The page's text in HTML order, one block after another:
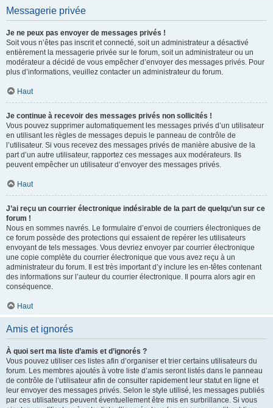
Messagerie privée
Je ne peux pas envoyer de messages privés !
Soit vous n’êtes pas inscrit et connecté, soit un administrateur a désactivé
entièrement la messagerie privée sur le forum, soit un administrateur ou un
modérateur a décidé de vous empêcher d’envoyer des messages privés. Pour
plus d’informations, veuillez contacter un administrateur du forum.
Haut
Je continue à recevoir des messages privés non sollicités !
Vous pouvez supprimer automatiquement les messages privés d’un utilisateur
en utilisant les règles de messages depuis le panneau de contrôle de
l’utilisateur. Si vous recevez des messages privés de manière abusive de la
part d’un autre utilisateur, rapportez ces messages aux modérateurs. Ils
peuvent empêcher un utilisateur d’envoyer des messages privés.
Haut
J’ai reçu un courrier électronique indésirable de la part de quelqu’un sur ce
forum !
Nous en sommes navrés. Le formulaire d’envoi de courriers électroniques de
ce forum possède des protections qui essaient de repérer les utilisateurs
envoyant de tels messages. Vous devriez envoyer par courrier électronique
une copie complète du courrier électronique que vous avez reçu à un
administrateur du forum. Il est très important d’y inclure les en-têtes contenant
des informations sur l’auteur du courrier électronique. Il pourra alors agir en
conséquence.
Haut
Amis et ignorés
À quoi sert ma liste d’amis et d’ignorés ?
Vous pouvez utiliser ces listes afin d’organiser et trier certains utilisateurs du
forum. Les membres ajoutés à votre liste d’amis seront listés dans le panneau
de contrôle de l’utilisateur afin de consulter rapidement leur statut en ligne et
leur envoyer des messages privés. Selon le style utilisé, les messages publiés
par ces utilisateurs peuvent éventuellement être mis en surbrillance. Si vous